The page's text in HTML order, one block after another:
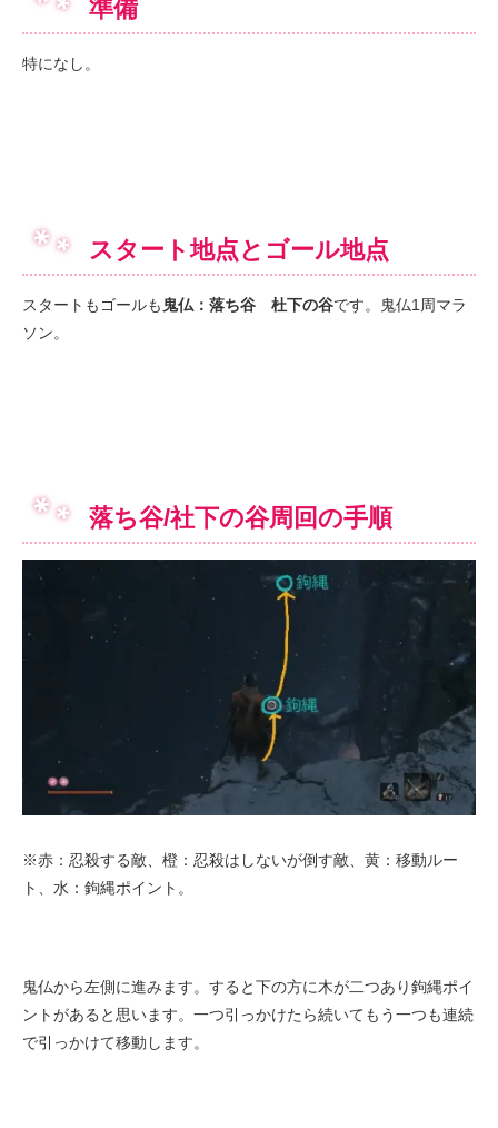
準備
特になし。
スタート地点とゴール地点
スタートもゴールも 鬼仏：落ち谷 杜下の谷です。鬼仏1周マラ
ソン。
落ち谷/社下の谷周回の手順
※赤：忍殺する敵、橙：忍殺はしないが倒す敵、黄：移動ルー
ト、水：鉤縄ポイント。
鬼仏から左側に進みます。すると下の方に木が二つあり鉤縄ポイ
ントがあると思います。一つ引っかけたら続いてもう一つも連続
で引っかけて移動します。